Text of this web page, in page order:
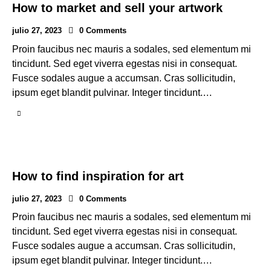
How to market and sell your artwork
julio 27, 2023 0 Comments
Proin faucibus nec mauris a sodales, sed elementum mi
tincidunt. Sed eget viverra egestas nisi in consequat.
Fusce sodales augue a accumsan. Cras sollicitudin,
ipsum eget blandit pulvinar. Integer tincidunt.…
How to find inspiration for art
julio 27, 2023 0 Comments
Proin faucibus nec mauris a sodales, sed elementum mi
tincidunt. Sed eget viverra egestas nisi in consequat.
Fusce sodales augue a accumsan. Cras sollicitudin,
ipsum eget blandit pulvinar. Integer tincidunt.…